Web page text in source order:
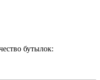
бутылок: